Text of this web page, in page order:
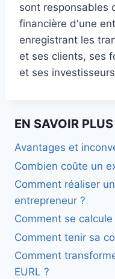
sont responsables
financière d'une
enregistrant les
et ses clients, ses
et ses
EN SAVOIR PLUS
Avantages et
Combien coûte un
Comment réaliser
entrepreneur ?
Comment se
Comment tenir sa
Comment
EURL ?